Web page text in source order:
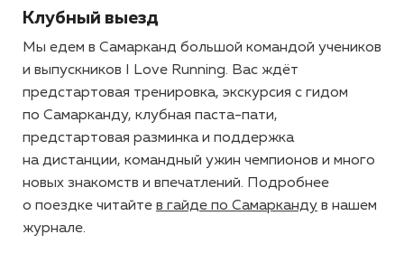
Клубный выезд
Мы едем в Самарканд большой командой учеников
и выпускников I Love Running. Вас ждёт
предстартовая тренировка, экскурсия c гидом
по Самарканду, клубная паста-пати,
предстартовая разминка и поддержка
на дистанции, командный ужин чемпионов и много
новых знакомств и впечатлений. Подробнее
о поездке читайте в гайде по Самарканду в нашем
журнале.